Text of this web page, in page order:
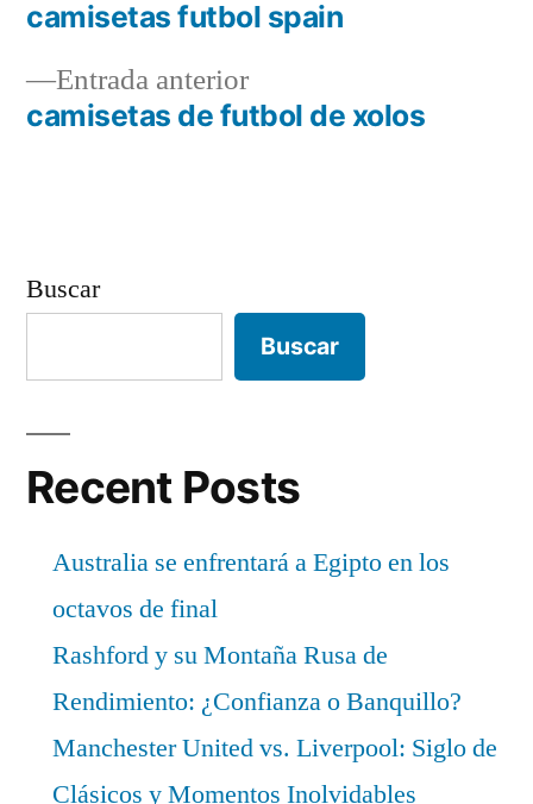
Navegación
deEntrada anteriorEntrada
anterior:
camisetas de futbol de xolos
siguiente:
camisetas futbol spain
Buscar
Buscar
Recent Posts
Australia se enfrentará a Egipto en los
octavos de final
Rashford y su Montaña Rusa de
Rendimiento: ¿Confianza o Banquillo?
Manchester United vs. Liverpool: Siglo de
Clásicos y Momentos Inolvidables